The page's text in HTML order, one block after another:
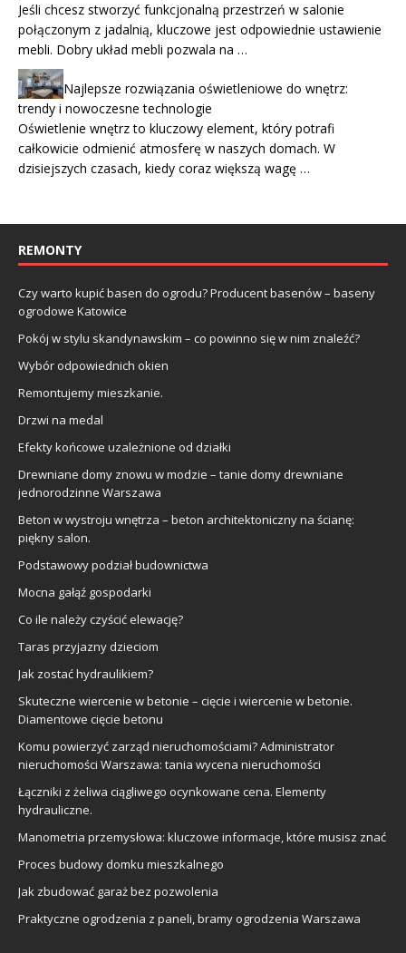
Jeśli chcesz stworzyć funkcjonalną przestrzeń w salonie
połączonym z jadalnią, kluczowe jest odpowiednie ustawienie
mebli. Dobry układ mebli pozwala na …
Najlepsze rozwiązania oświetleniowe do wnętrz:
trendy i nowoczesne technologie
Oświetlenie wnętrz to kluczowy element, który potrafi
całkowicie odmienić atmosferę w naszych domach. W
dzisiejszych czasach, kiedy coraz większą wagę …
REMONTY
Czy warto kupić basen do ogrodu? Producent basenów – baseny
ogrodowe Katowice
Pokój w stylu skandynawskim – co powinno się w nim znaleźć?
Wybór odpowiednich okien
Remontujemy mieszkanie.
Drzwi na medal
Efekty końcowe uzależnione od działki
Drewniane domy znowu w modzie – tanie domy drewniane
jednorodzinne Warszawa
Beton w wystroju wnętrza – beton architektoniczny na ścianę:
piękny salon.
Podstawowy podział budownictwa
Mocna gałąź gospodarki
Co ile należy czyścić elewację?
Taras przyjazny dzieciom
Jak zostać hydraulikiem?
Skuteczne wiercenie w betonie – cięcie i wiercenie w betonie.
Diamentowe cięcie betonu
Komu powierzyć zarząd nieruchomościami? Administrator
nieruchomości Warszawa: tania wycena nieruchomości
Łączniki z żeliwa ciągliwego ocynkowane cena. Elementy
hydrauliczne.
Manometria przemysłowa: kluczowe informacje, które musisz znać
Proces budowy domku mieszkalnego
Jak zbudować garaż bez pozwolenia
Praktyczne ogrodzenia z paneli, bramy ogrodzenia Warszawa